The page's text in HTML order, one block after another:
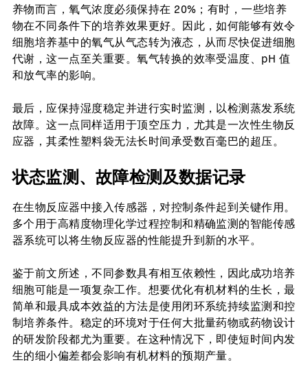
养物而言，氧气浓度必须保持在 20%；有时，一些培养
物在不同条件下的培养效果更好。因此，如何能够有效令
细胞培养基中的氧气从气态转为液态，从而尽快促进细胞
代谢，这一点至关重要。氧气转换的效率受温度、pH 值
和放气率的影响。
最后，应保持湿度稳定并进行实时监测，以检测蒸发系统
故障。这一点同样适用于顶空压力，尤其是一次性生物反
应器，其柔性塑料袋无法长时间承受数百毫巴的超压。
状态监测、故障检测及数据记录
在生物反应器中接入传感器，对控制条件起到关键作用。
多个用于高精度物理化学过程控制和精确监测的智能传感
器系统可以将生物反应器的性能提升到新的水平。
鉴于前文所述，不同参数具有相互依赖性，因此成功培养
细胞可能是一项复杂工作。想要优化有机材料的生长，最
简单和最具成本效益的方法是使用闭环系统持续监测和控
制培养条件。稳定的环境对于任何大批量药物或药物设计
的研发阶段都尤为重要。在这种情况下，即使短时间内发
生的细小偏差都会影响有机材料的预期产量。